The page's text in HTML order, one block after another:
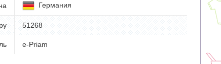
Германия
51268
e-Priam